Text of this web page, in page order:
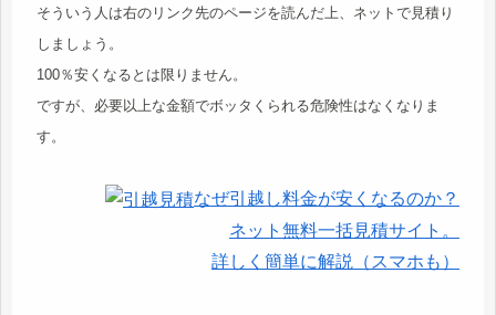
そういう人は右のリンク先のページを読んだ上、ネットで見積り
しましょう。
100％安くなるとは限りません。
ですが、必要以上な金額でボッタくられる危険性はなくなりま
す。
なぜ引越し料金が安くなるのか？
ネット無料一括見積サイト。
詳しく簡単に解説（スマホも）